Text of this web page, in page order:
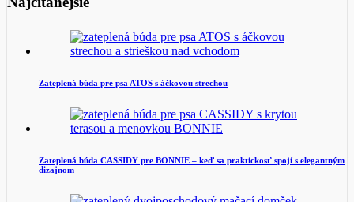
Zateplená búda pre psa ATOS s áčkovou strechou
Zateplená búda CASSIDY pre BONNIE – keď sa praktickosť spojí s elegantným
dizajnom